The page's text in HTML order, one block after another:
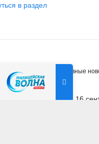
в раздел
Новости Оперативные
МОРДОВИЯ 16
волна